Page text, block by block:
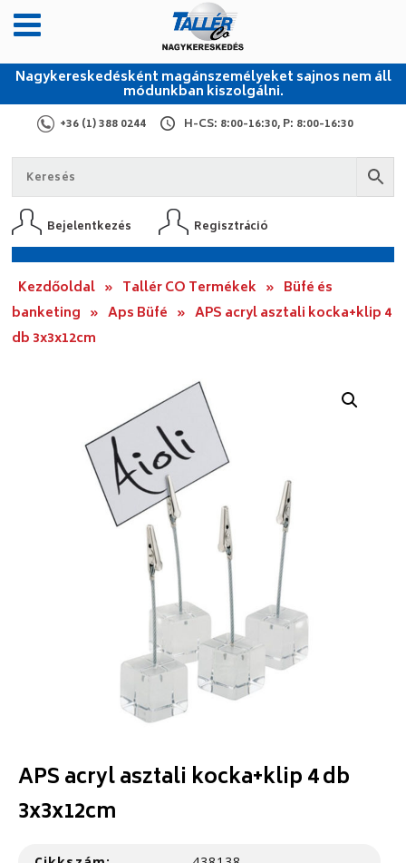
Nagykereskedésként magánszemélyeket sajnos nem áll
módunkban kiszolgálni.
+36 (1) 388 0244 H-CS: 8:00-16:30, P: 8:00-16:30
Bejelentkezés Regisztráció
Kezdőoldal » Tallér CO Termékek » Büfé és
banketing » Aps Büfé » APS acryl asztali kocka+klip 4
db 3x3x12cm
APS acryl asztali kocka+klip 4 db
3x3x12cm